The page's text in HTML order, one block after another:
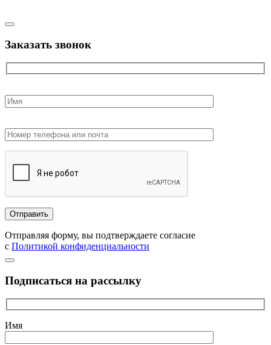
Заказать звонок
Отправляя форму, вы подтверждаете согласие
с Политикой конфиденциальности
Подписаться на рассылку
Имя